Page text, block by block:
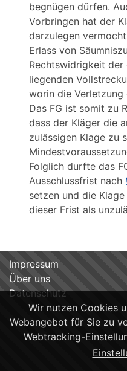
begnügen dürfen.
Vorbringen hat der
darzulegen
Erlass von
Rechtswidrigkeit der
liegenden
worin die Verletzung
Das FG ist somit zu
dass der Kläger die
zulässigen Klage zu
Folglich durfte das
Ausschlussfrist nach
setzen und die
dieser Frist als
Wir nutzen Cookies
Webangebot für Sie zu
Webtracking-
Impressum
Über uns
Datenschutz